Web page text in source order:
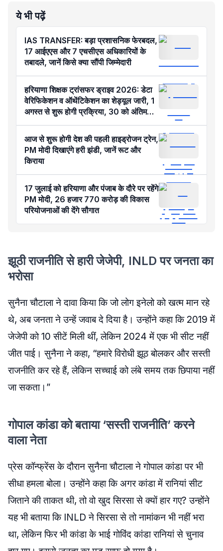
ये भी पढ़ें
IAS TRANSFER: बड़ा प्रशासनिक फेरबदल,
17 आईएएस और 7 एचसीएस अधिकारियों के
तबादले, जानें किसे क्या सौंपी जिम्मेदारी
हरियाणा शिक्षक ट्रांसफर ड्राइव 2026: डेटा
वेरिफिकेशन व ऑथेंटिकेशन का शेड्यूल जारी, 1
अगस्त से शुरू होगी प्रक्रिया, 30 को अंतिम
मेरिट सूची
आज से शुरू होगी देश की पहली हाइड्रोजन ट्रेन,
PM मोदी दिखाएंगे हरी झंडी, जानें रूट और
किराया
17 जुलाई को हरियाणा और पंजाब के दौरे पर रहेंगे
PM मोदी, 26 हजार 770 करोड़ की विकास
परियोजनाओं की देंगे सौगात
झूठी राजनीति से हारी जेजेपी, INLD पर जनता का
भरोसा
सुनैना चौटाला ने दावा किया कि जो लोग इनेलो को खत्म मान रहे
थे, अब जनता ने उन्हें जवाब दे दिया है। उन्होंने कहा कि 2019 में
जेजेपी को 10 सीटें मिली थीं, लेकिन 2024 में एक भी सीट नहीं
जीत पाई। सुनैना ने कहा, “हमारे विरोधी झूठ बोलकर और सस्ती
राजनीति कर रहे हैं, लेकिन सच्चाई को लंबे समय तक छिपाया नहीं
जा सकता।”
गोपाल कांडा को बताया ‘सस्ती राजनीति’ करने
वाला नेता
प्रेस कॉन्फ्रेंस के दौरान सुनैना चौटाला ने गोपाल कांडा पर भी
सीधा हमला बोला। उन्होंने कहा कि अगर कांडा में रानियां सीट
जिताने की ताकत थी, तो वो खुद सिरसा से क्यों हार गए? उन्होंने
यह भी बताया कि INLD ने सिरसा से तो नामांकन भी नहीं भरा
था, लेकिन फिर भी कांडा के भाई गोविंद कांडा रानियां से चुनाव